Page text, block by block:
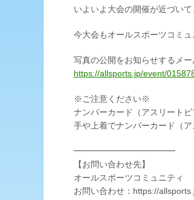
いよいよ大会の開催が近づいて
今大会もオールスポーツコミ
写真の公開をお知らせするメ
https://allsports.jp/event/
※ご注意ください※
ナンバーカード（アスリート
手や上着でナンバーカード（
━━━━━━━━━━━━
【お問い合わせ先】
オールスポーツコミュニティ
お問い合わせ：https://